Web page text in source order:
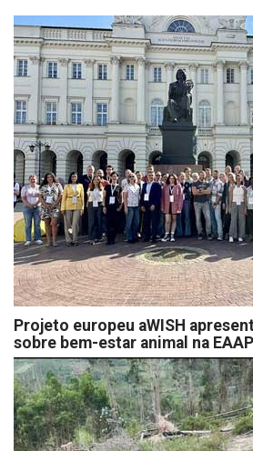
Projeto europeu aWISH
sobre bem-estar animal na